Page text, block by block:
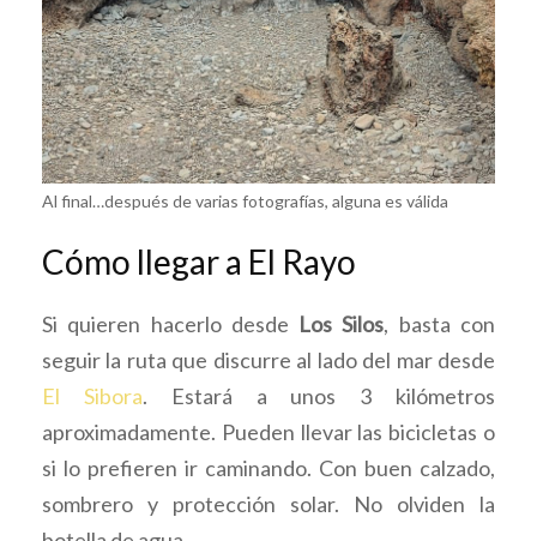
Al final…después de varias fotografías, alguna es válida
Cómo llegar a El Rayo
Si quieren hacerlo desde Los Silos, basta con
seguir la ruta que discurre al lado del mar desde
El Sibora. Estará a unos 3 kilómetros
aproximadamente. Pueden llevar las bicicletas o
si lo prefieren ir caminando. Con buen calzado,
sombrero y protección solar. No olviden la